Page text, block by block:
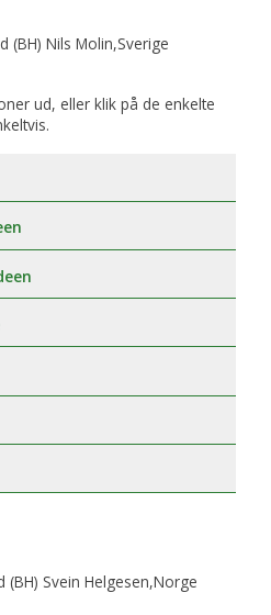
(BH) Nils Molin,Sverige
ud, eller klik på de enkelte
Svein Helgesen,Norge